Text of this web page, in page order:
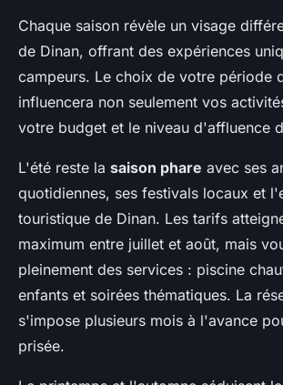
Chaque saison révèle un visage
de Dinan, offrant des expériences
campeurs. Le choix de votre période
influencera non seulement vos
votre budget et le niveau d'affluence
L'été reste la saison phare avec ses
quotidiennes, ses festivals locaux et
touristique de Dinan. Les tarifs
maximum entre juillet et août, mais
pleinement des services : piscine
enfants et soirées thématiques. La
s'impose plusieurs mois à l'avance
prisée.